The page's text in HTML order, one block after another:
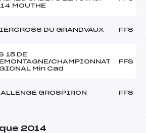
MOUTHE
DU GRANDVAUX FFS
15 DE
CHAMPIONNAT
Min Cad
FFS
GROSPIRON FFS
2014